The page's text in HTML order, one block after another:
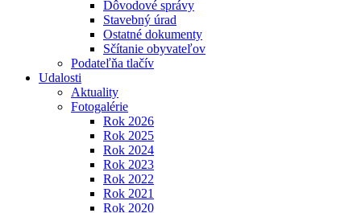
Dôvodové správy
Stavebný úrad
Ostatné dokumenty
Sčítanie obyvateľov
Podateľňa tlačív
Udalosti
Aktuality
Fotogalérie
Rok 2026
Rok 2025
Rok 2024
Rok 2023
Rok 2022
Rok 2021
Rok 2020